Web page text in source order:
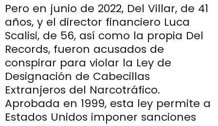
Pero en junio de 2022, Del Villar, de 41
años, y el director financiero Luca
Scalisi, de 56, así como la propia Del
Records, fueron acusados ​​de
conspirar para violar la Ley de
Designación de Cabecillas
Extranjeros del Narcotráfico.
Aprobada en 1999, esta ley permite a
Estados Unidos imponer sanciones